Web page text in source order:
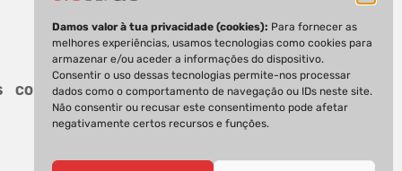
Damos valor à tua privacidade (cookies): Para fornecer as
melhores experiências, usamos tecnologias como cookies para
armazenar e/ou aceder a informações do dispositivo.
Consentir o uso dessas tecnologias permite-nos processar
dados como o comportamento de navegação ou IDs neste site.
Não consentir ou recusar este consentimento pode afetar
negativamente certos recursos e funções.
CONTACTOS